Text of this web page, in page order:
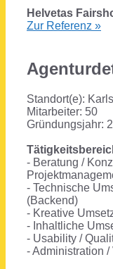
Helvetas
Zur Referenz »
Standort(e):
Mitarbeiter: 50
Gründungsjahr:
- Beratung /
- Technische
(Backend)
- Kreative
- Inhaltliche
- Usability /
- Administration /